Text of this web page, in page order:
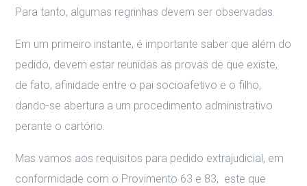
Para tanto, algumas regrinhas devem ser observadas.
Em um primeiro instante, é importante saber que além do
pedido, devem estar reunidas as provas de que existe,
de fato, afinidade entre o pai socioafetivo e o filho,
dando-se abertura a um procedimento administrativo
perante o cartório.
Mas vamos aos requisitos para pedido extrajudicial, em
conformidade com o Provimento 63 e 83, este que